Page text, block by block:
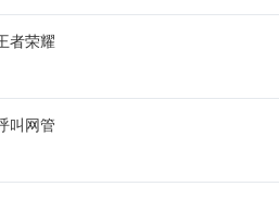
者荣耀
叫网管